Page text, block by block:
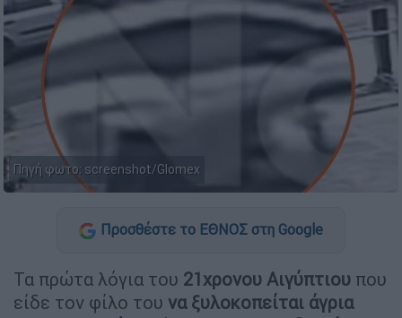
Πηγή φωτο: screenshot/Glomex
Προσθέστε το ΕΘΝΟΣ στη Google
Τα πρώτα λόγια του 21χρονου Αιγύπτιου που
είδε τον φίλο του να ξυλοκοπείται άγρια